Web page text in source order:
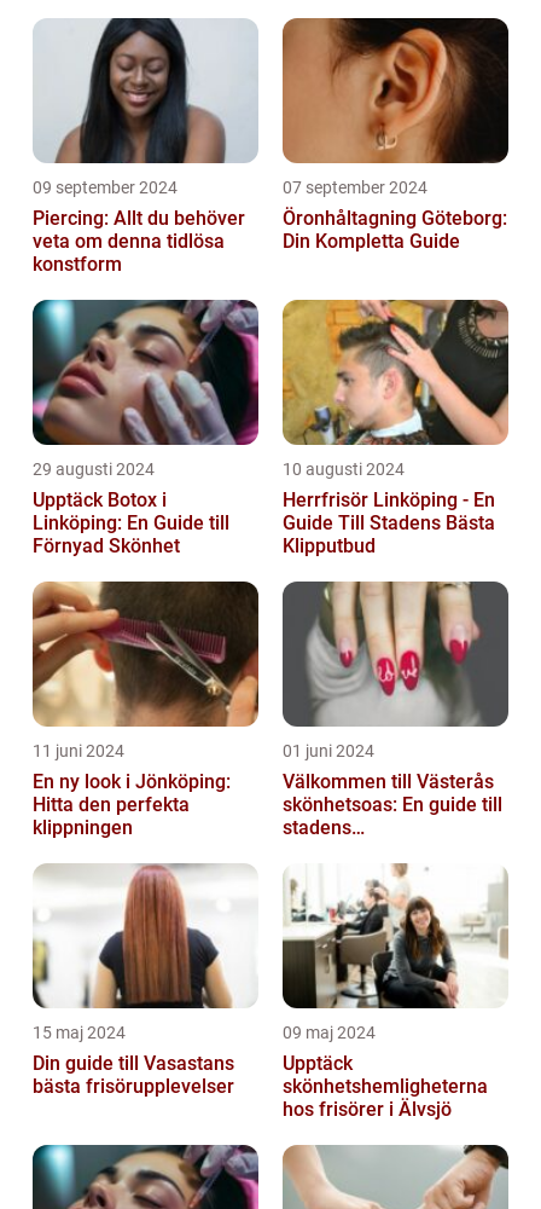
09 september 2024
Piercing: Allt du behöver
veta om denna tidlösa
konstform
07 september 2024
Öronhåltagning Göteborg:
Din Kompletta Guide
29 augusti 2024
Upptäck Botox i
Linköping: En Guide till
Förnyad Skönhet
10 augusti 2024
Herrfrisör Linköping - En
Guide Till Stadens Bästa
Klipputbud
11 juni 2024
En ny look i Jönköping:
Hitta den perfekta
klippningen
01 juni 2024
Välkommen till Västerås
skönhetsoas: En guide till
stadens
15 maj 2024
Din guide till Vasastans
bästa frisörupplevelser
09 maj 2024
Upptäck
skönhetshemligheterna
hos frisörer i Älvsjö